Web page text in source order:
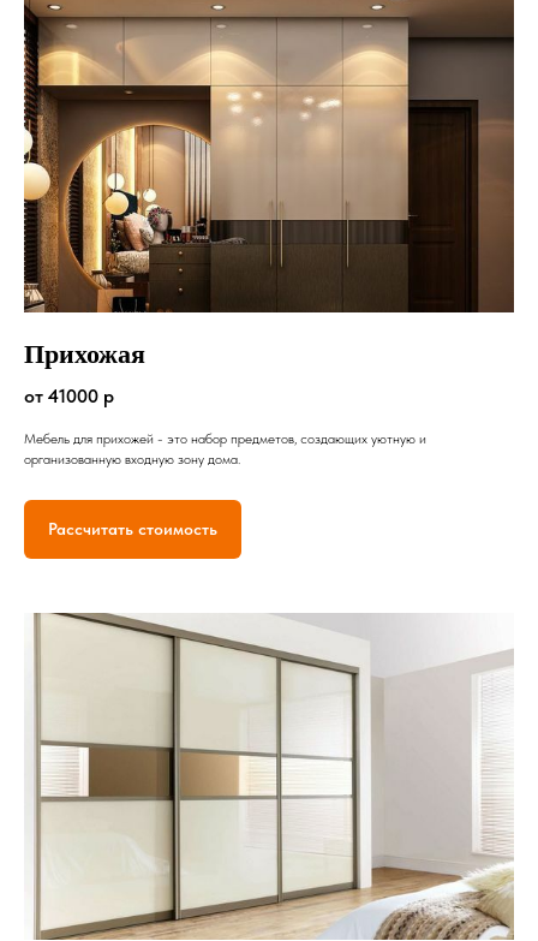
Прихожая
от 41000 р
Мебель для прихожей - это набор предметов, создающих уютную и
организованную входную зону дома.
Рассчитать стоимость